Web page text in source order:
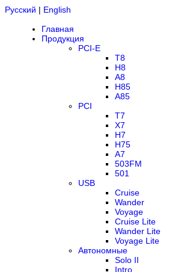
Русский | English
Главная
Продукция
PCI-E
T8
H8
A8
H85
A85
PCI
T7
X7
H7
H75
A7
503FM
501
USB
Cruise
Wander
Voyage
Cruise Lite
Wander Lite
Voyage Lite
Автономные
Solo II
Intro